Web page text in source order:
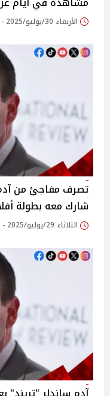
الأربعاء 30/يوليو/2025 - 08:13 م
تصرف مفاجئ من
شارك معه بطولة
الثلاثاء 29/يوليو/2025 - 06:32 م